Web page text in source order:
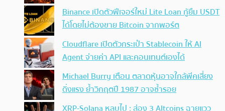
Binance เปิดตัวฟีเจอร์ใหม่ Lite Loan กู้ยืม USDT
ได้โดยไม่ต้องขาย Bitcoin จากพอร์ต
Cloudflare เปิดตัวกระเป๋า Stablecoin ให้ AI
Agent จ่ายค่า API และคอนเทนต์เองได้
Michael Burry เตือน ตลาดหุ้นอาจใกล้พีคเสี่ยง
ดิ่งแรง ย้ำวิกฤตปี 1987 อาจซ้ำรอย
XRP-Solana หลบไป : ส่อง 3 Altcoins ฉายแวว